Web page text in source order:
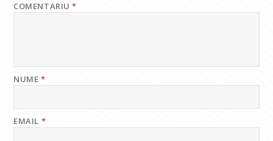
COMENTARIU*
NUME*
EMAIL *